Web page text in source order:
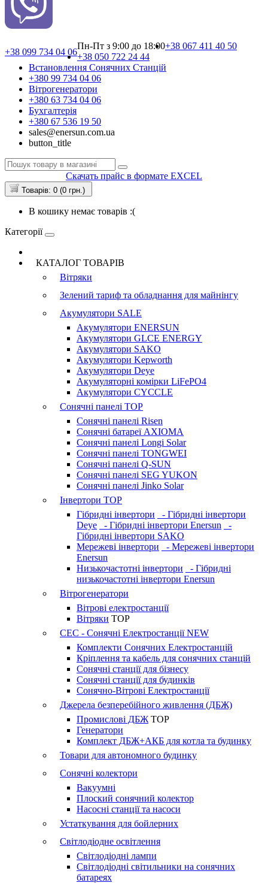
+38 099 734 04 06
Пн-Пт з 9:00 до 18:00+38 067 411 40 50
+38 050 722 24 44
Встановлення Сонячних Cтанцій
+380 99 734 04 06
Вітрогенератори
+380 63 734 04 06
Бухгалтерія
+380 67 536 19 50
sales@enersun.com.ua
button_title
Скачать прайс в формате EXCEL
Товарів: 0 (0 грн.)
В кошику немає товарів :(
Категорії
КАТАЛОГ ТОВАРІВ
Вітряки
Зелений тариф та обладнання для майнінгу
Акумулятори SALE
Акумулятори ENERSUN
Акумулятори GLCE ENERGY
Акумулятори SAKO
Акумулятори Kepworth
Акумулятори Deye
Акумуляторні комірки LiFePO4
Акумулятори CYCCLE
Сонячні панелі TOP
Сонячні панелі Risen
Сонячні батареї AXIOMA
Сонячні панелі Longi Solar
Сонячні панелі TONGWEI
Сонячні панелі Q-SUN
Сонячні панелі SEG YUKON
Сонячні панелі Jinko Solar
Інвертори TOP
Гібридні інвертори
- Гібридні інвертори
Deye
- Гібридні інвертори Enersun
-
Гібридні інвертори SAKO
Мережеві інвертори
- Мережеві інвертори
Enersun
Низькочастотні інвертори
- Гібридні
низькочастотні інвертори Enersun
Вітрогенератори
Вітрові електростанції
Вітряки TOP
СЕС - Сонячні Електростанції NEW
Комплекти Сонячних Електростанцій
Кріплення та кабель для сонячних станцій
Сонячні станції для бізнесу
Сонячні станції для будинків
Сонячно-Вітрові Електростанції
Джерела безперебійного живлення (ДБЖ)
Промислові ДБЖ TOP
Генератори
Комплект ДБЖ+АКБ для котла та будинку
Товари для автономного будинку
Сонячні колектори
Вакуумні
Плоский сонячний колектор
Насосні станції та насоси
Устаткування для бойлерних
Світлодіодне освітлення
Світлодіодні лампи
Світлодіодні світильники на сонячних
батареях